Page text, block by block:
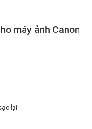
máy ảnh Canon
lại